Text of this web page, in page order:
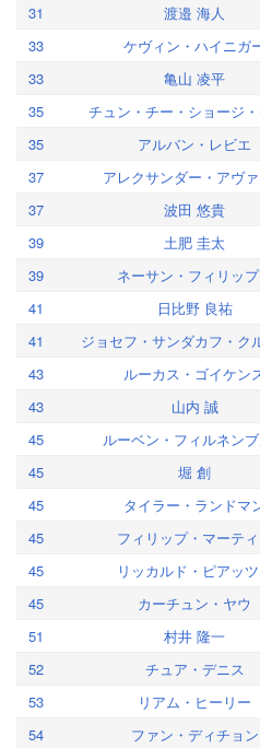
31
渡邉 海人
33
ケヴィン・ハイニガ
33
亀山 凌平
35
チュン・チー・ショージ
35
アルバン・レビエ
37
アレクサンダー・アヴ
37
波田 悠貴
39
土肥 圭太
39
ネーサン・フィリッ
41
日比野 良祐
41
ジョセフ・サンダカフ・ク
43
ルーカス・ゴイケン
43
山内 誠
45
ルーベン・フィルネン
45
堀 創
45
タイラー・ランドマ
45
フィリップ・マーテ
45
リッカルド・ピアッ
45
カーチュン・ヤウ
51
村井 隆一
52
チュア・デニス
53
リアム・ヒーリー
54
ファン・ディチョン